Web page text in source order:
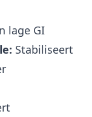
lage GI
Stabiliseert